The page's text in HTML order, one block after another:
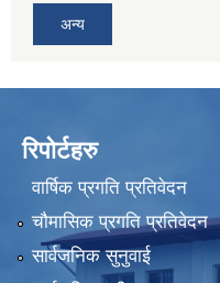
अन्य
रिपोर्टहरु
वार्षिक प्रगति प्रतिवेदन
चौमासिक प्रगति प्रतिवेदन
सार्वजनिक सुनुवाई